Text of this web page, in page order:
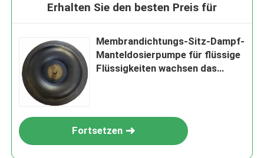
Erhalten Sie den besten Preis für
Membrandichtungs-Sitz-Dampf-
Manteldosierpumpe für flüssige
Flüssigkeiten wachsen das
Fortsetzen